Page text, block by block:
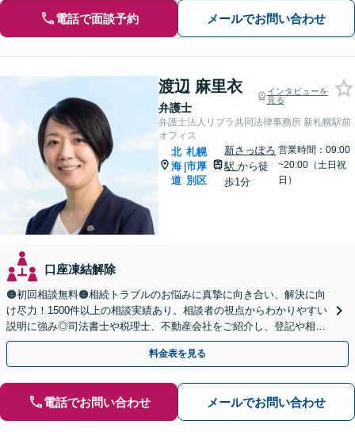
電話で面談予約 メールでお問い合わせ
渡辺 麻里衣
弁護士
インタビューを
見る
弁護士法人リブラ共同法律事務所 新札幌駅前
オフィス
北
海
道
|
札幌
市厚
別区
新さっぽろ
駅から徒
歩1分
営業時間：09:00
~20:00（土日祝
日）
口座凍結解除
🟠初回相談無料🟠相続トラブルのお悩みに真摯に向き合い、解決に向
け尽力！1500件以上の相談実績あり。相談者の視点からわかりやすい
説明に強み◎司法書士や税理士、不動産会社をご紹介し、登記や相続
税の申告までワンストップで対応【夜間相談可】
料金表を見る
電話でお問い合わせ メールでお問い合わせ